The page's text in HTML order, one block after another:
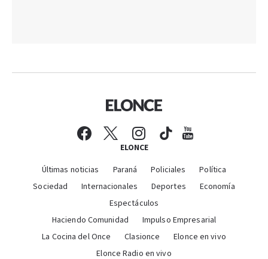
ELONCE
Últimas noticias Paraná Policiales
Política
Sociedad
Internacionales Deportes
Economía
Espectáculos
Haciendo Comunidad
Impulso Empresarial
La Cocina del Once
Clasionce
Elonce en vivo
Elonce Radio en vivo